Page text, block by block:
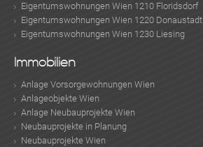
Eigentumswohnungen Wien 1210 Floridsdorf
Eigentumswohnungen Wien 1220 Donaustadt
Eigentumswohnungen Wien 1230 Liesing
Immobilien
Anlage Vorsorgewohnungen Wien
Anlageobjekte Wien
Anlage Neubauprojekte Wien
Neubauprojekte in Planung
Neubauprojekte Wien